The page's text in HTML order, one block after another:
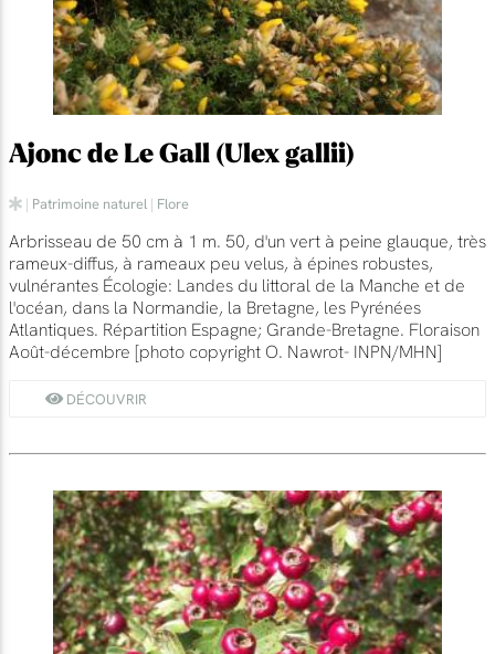
Ajonc de Le Gall (Ulex gallii)
| Patrimoine naturel | Flore
Arbrisseau de 50 cm à 1 m. 50, d'un vert à peine glauque, très
rameux-diffus, à rameaux peu velus, à épines robustes,
vulnérantes Écologie: Landes du littoral de la Manche et de
l'océan, dans la Normandie, la Bretagne, les Pyrénées
Atlantiques. Répartition Espagne; Grande-Bretagne. Floraison
Août-décembre [photo copyright O. Nawrot- INPN/MHN]
DÉCOUVRIR